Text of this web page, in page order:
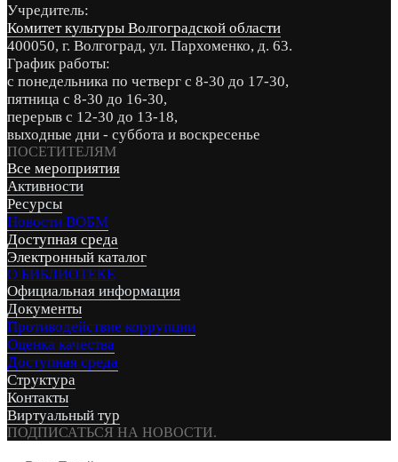
Учредитель:
Комитет культуры Волгоградской области
400050, г. Волгоград, ул. Пархоменко, д. 63.
График работы:
с понедельника по четверг с 8-30 до 17-30,
пятница с 8-30 до 16-30,
перерыв с 12-30 до 13-18,
выходные дни - суббота и воскресенье
ПОСЕТИТЕЛЯМ
Все мероприятия
Активности
Ресурсы
Новости ВОБМ
Доступная среда
Электронный каталог
О БИБЛИОТЕКЕ
Официальная информация
Документы
Противодействие коррупции
Оценка качества
Доступная среда
Структура
Контакты
Виртуальный тур
ПОДПИСАТЬСЯ НА НОВОСТИ.